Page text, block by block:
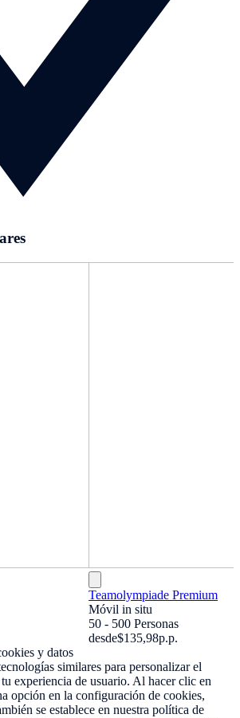
Teamolympiade Premium
Móvil in situ
50 - 500 Personas
desde$135,98p.p.
y datos
similares para personalizar el
experiencia de usuario. Al hacer clic en
opción en la configuración de cookies,
se establece en nuestra política de